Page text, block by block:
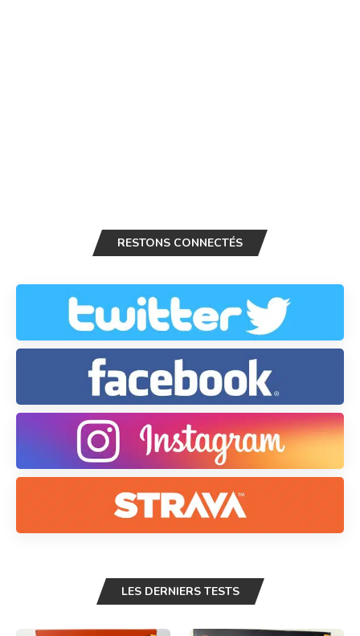
RESTONS CONNECTÉS
LES DERNIERS TESTS